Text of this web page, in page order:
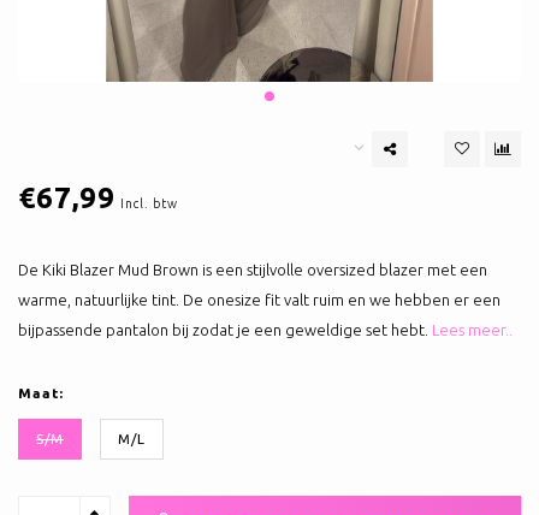
€67,99 Incl. btw
De Kiki Blazer Mud Brown is een stijlvolle oversized blazer met een
warme, natuurlijke tint. De onesize fit valt ruim en we hebben er een
bijpassende pantalon bij zodat je een geweldige set hebt. Lees meer..
Maat:
S/M M/L